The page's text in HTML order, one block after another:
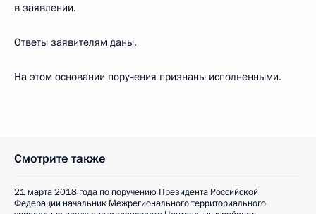
в заявлении.
Ответы заявителям даны.
На этом основании поручения признаны исполненными.
Смотрите также
21 марта 2018 года по поручению Президента Российской
Федерации начальник Межрегионального территориального